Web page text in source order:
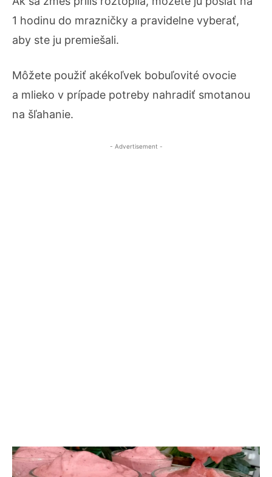
1 hodinu do mrazničky a pravidelne vyberať,
aby ste ju premiešali.
Môžete použiť akékoľvek bobuľovité ovocie
a mlieko v prípade potreby nahradiť smotanou
na šľahanie.
- Advertisement -